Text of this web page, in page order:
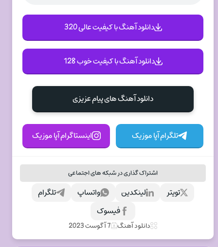
دانلود آهنگ با کیفیت عالی 320
دانلود آهنگ با کیفیت خوب 128
دانلود آهنگ های پیام عزیزی
تلگرام آپا موزیک اینستاگرام آپا موزیک
اشتراک گذاری در شبکه های اجتماعی
تلگرام واتساپ لینکدین
تویتر
فیسوک
دانلود آهنگ 7 آگوست 2023